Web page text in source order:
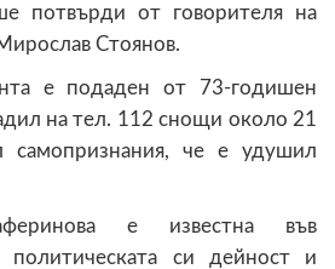
потвърди от говорителя на
Стоянов.
е подаден от 73-годишен
на тел. 112 снощи около 21
самопризнания, че е удушил
е известна във
политическата си дейност и